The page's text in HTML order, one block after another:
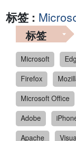
标签 :
标签
Microsoft
Firefox
Microsoft Office
Adobe
Apache